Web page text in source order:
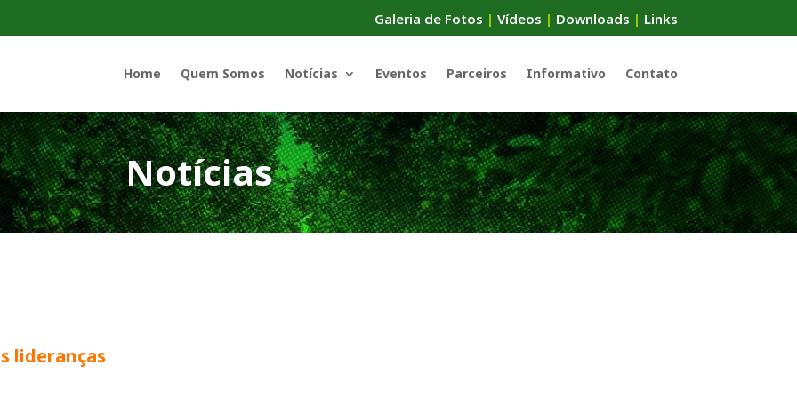
Galeria de Fotos | Vídeos | Downloads | Links
Home Quem Somos Notícias Eventos Parceiros Informativo Contato
Notícias
lideranças